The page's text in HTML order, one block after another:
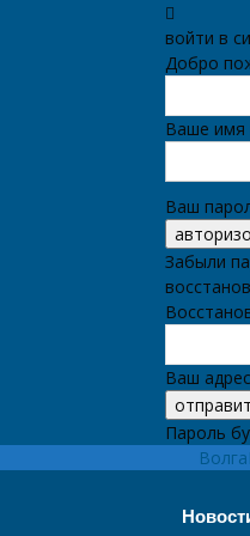
войти в
Добро
Ваше имя
Ваш
Забыли
Ваш
Пароль